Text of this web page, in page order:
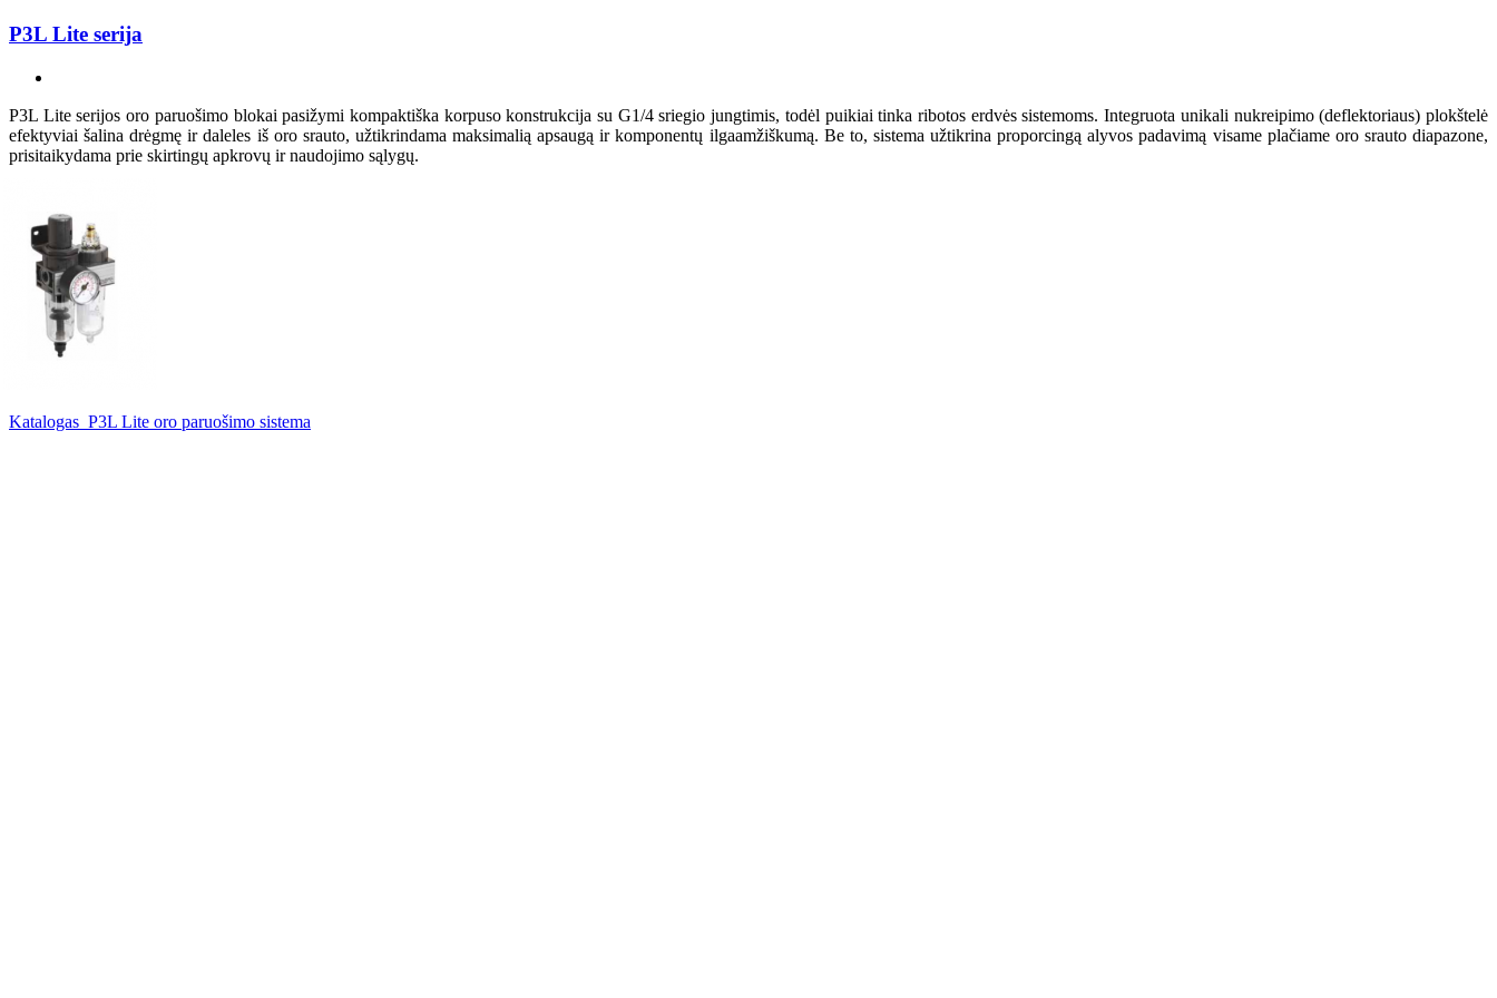
P3L Lite serija
P3L Lite serijos oro paruošimo blokai pasižymi kompaktiška korpuso konstrukcija su G1/4 sriegio jungtimis, todėl puikiai tinka ribotos erdvės sistemoms. Integruota unikali nukreipimo (deflektoriaus) plokštelė
efektyviai šalina drėgmę ir daleles iš oro srauto, užtikrindama maksimalią apsaugą ir komponentų ilgaamžiškumą. Be to, sistema užtikrina proporcingą alyvos padavimą visame plačiame oro srauto diapazone,
prisitaikydama prie skirtingų apkrovų ir naudojimo sąlygų.
Katalogas_P3L Lite oro paruošimo sistema